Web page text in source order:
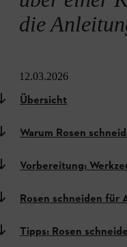
die
12.03.2026
Übersicht
Warum Rosen
Vorbereitung:
Rosen schneiden für
Tipps: Rosen